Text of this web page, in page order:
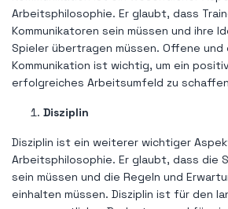
Arbeitsphilosophie. Er glaubt, dass
Kommunikatoren sein müssen und ihre
Spieler übertragen müssen. Offene
Kommunikation ist wichtig, um ein
erfolgreiches Arbeitsumfeld zu
Disziplin
Disziplin ist ein weiterer wichtiger
Arbeitsphilosophie. Er glaubt, dass die
sein müssen und die Regeln und
einhalten müssen. Disziplin ist für den